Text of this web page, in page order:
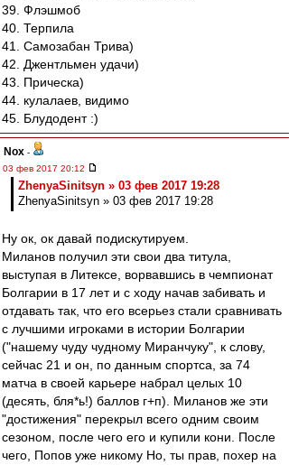
39. Флэшмоб
40. Терпила
41. Самозабан Трива)
42. Джентльмен удачи)
43. Прическа)
44. кулалаев, видимо
45. Блудодент :)
Nox -
03 фев 2017 20:12
ZhenyaSinitsyn » 03 фев 2017 19:28
ZhenyaSinitsyn » 03 фев 2017 19:28
Ну ок, ок давай подискутируем.
Миланов получил эти свои два титула,
выступая в Литексе, ворвавшись в чемпионат
Болгарии в 17 лет и с ходу начав забивать и
отдавать так, что его всерьез стали сравнивать
с лучшими игроками в истории Болгарии
("нашему чуду чудному Миранчуку", к слову,
сейчас 21 и он, по данным спортса, за 74
матча в своей карьере набрал целых 10
(десять, бля*ь!) баллов г+п). Миланов же эти
"достижения" перекрыл всего одним своим
сезоном, после чего его и купили кони. После
чего, Попов уже никому Но, ты прав, похер на